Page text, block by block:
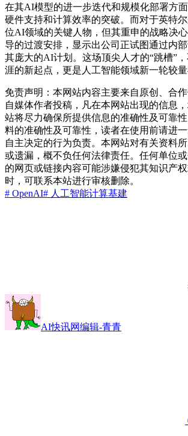
在其AI模型的进一步迭代和规模化部署方
硬件支持和计算效率的突破。而对于英特
位AI领域的关键人物，但其重申的战略决
导的过渡安排，显示出公司正试图通过内
其庞大的AI计划。这场顶尖人才的“跳槽”
涯的新起点，更是人工智能领域新一轮较量
免责声明：本网站内容主要来自原创、合
自媒体作者投稿，凡在本网站出现的信息
站将尽力确保所提供信息的准确性及可靠
料的准确性及可靠性，读者在使用前请进
自主决定的行为负责。本网站对有关资料
或遗漏，概不负任何法律责任。任何单位
的网页或链接内容可能涉嫌侵犯其知识产
时，可联系本站进行审核删除。
# OpenAI# 人工智能计算基建
AI快讯网编辑-青青